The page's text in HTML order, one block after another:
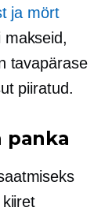
ja mört
makseid,
tavapärase
piiratud.
panka